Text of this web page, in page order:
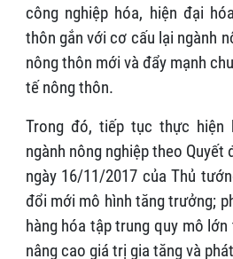
công nghiệp hóa, hiện đại
thôn gắn với cơ cấu lại ngành
nông thôn mới và đẩy mạnh
tế nông thôn.
Trong đó, tiếp tục thực hiện
ngành nông nghiệp theo Quyết
ngày 16/11/2017 của Thủ
đổi mới mô hình tăng trưởng;
hàng hóa tập trung quy mô
nâng cao giá trị gia tăng và